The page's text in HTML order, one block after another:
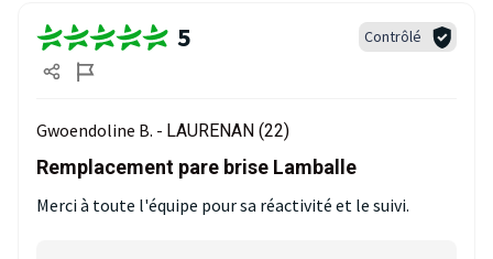
5 Contrôlé
Gwoendoline B. - LAURENAN (22)
Remplacement pare brise Lamballe
Merci à toute l'équipe pour sa réactivité et le suivi.